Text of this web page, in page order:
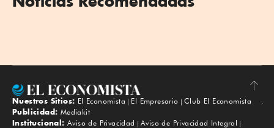
Subir
Nuestros Sitios: El Economista El Empresario
Club El Economista
Publicidad: Mediakit
Institucional: Aviso de Privacidad
Aviso de Privacidad Integral